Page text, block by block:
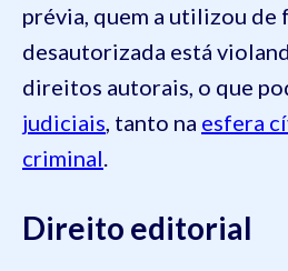
prévia, quem a utilizou de
desautorizada está
direitos autorais, o que
judiciais, tanto na esfera
criminal.
Direito editorial